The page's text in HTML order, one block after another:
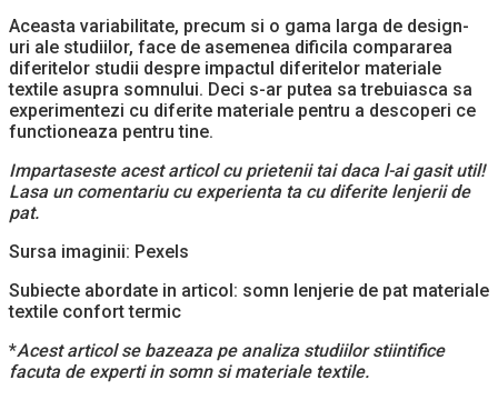
Aceasta variabilitate, precum si o gama larga de design-
uri ale studiilor, face de asemenea dificila compararea
diferitelor studii despre impactul diferitelor materiale
textile asupra somnului. Deci s-ar putea sa trebuiasca sa
experimentezi cu diferite materiale pentru a descoperi ce
functioneaza pentru tine.
Impartaseste acest articol cu prietenii tai daca l-ai gasit util!
Lasa un comentariu cu experienta ta cu diferite lenjerii de
pat.
Sursa imaginii: Pexels
Subiecte abordate in articol: somn lenjerie de pat materiale
textile confort termic
*Acest articol se bazeaza pe analiza studiilor stiintifice
facuta de experti in somn si materiale textile.